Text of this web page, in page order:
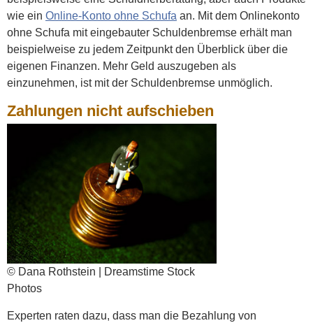
wie ein Online-Konto ohne Schufa an. Mit dem Onlinekonto
ohne Schufa mit eingebauter Schuldenbremse erhält man
beispielweise zu jedem Zeitpunkt den Überblick über die
eigenen Finanzen. Mehr Geld auszugeben als
einzunehmen, ist mit der Schuldenbremse unmöglich.
Zahlungen nicht aufschieben
© Dana Rothstein | Dreamstime Stock
Photos
Experten raten dazu, dass man die Bezahlung von